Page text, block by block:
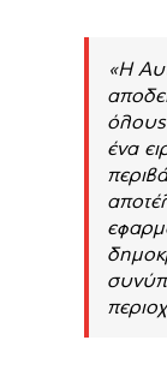
«Η
όλους
ένα